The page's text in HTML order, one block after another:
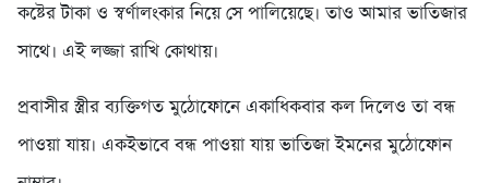
কষ্টের টাকা ও স্বর্ণালংকার নিয়ে সে পালিয়েছে। তাও আমার ভাতিজার
সাথে। এই লজ্জা রাখি কোথায়।
প্রবাসীর স্ত্রীর ব্যক্তিগত মুঠোফোনে একাধিকবার কল দিলেও তা বন্ধ
পাওয়া যায়। একইভাবে বন্ধ পাওয়া যায় ভাতিজা ইমনের মুঠোফোন